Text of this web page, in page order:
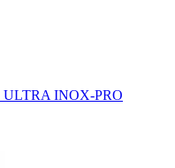
ULTRA INOX-PRO